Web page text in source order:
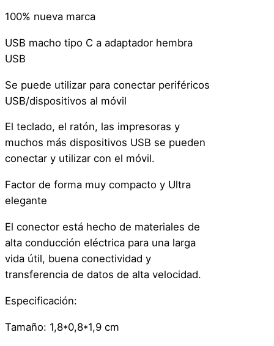
t
b
o
o
k
c
a
n
t
a
d
100% nueva marca
USB macho tipo C a adaptador hembra
USB
Se puede utilizar para conectar periféricos
USB/dispositivos al móvil
El teclado, el ratón, las impresoras y
muchos más dispositivos USB se pueden
conectar y utilizar con el móvil.
Factor de forma muy compacto y Ultra
elegante
El conector está hecho de materiales de
alta conducción eléctrica para una larga
vida útil, buena conectividad y
transferencia de datos de alta velocidad.
Especificación:
Tamaño: 1,8*0,8*1,9 cm